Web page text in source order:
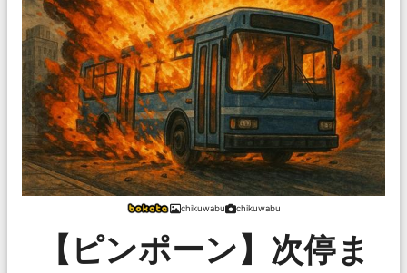
chikuwabu chikuwabu
【ピンポーン】次停ま